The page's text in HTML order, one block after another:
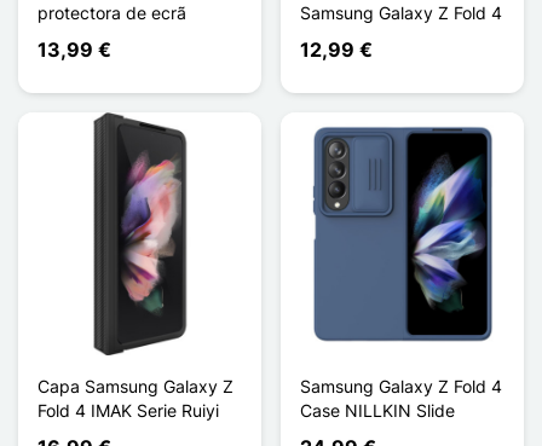
protectora de ecrã
13,99 €
Samsung Galaxy Z Fold 4
12,99 €
Capa Samsung Galaxy Z
Fold 4 IMAK Serie Ruiyi
Samsung Galaxy Z Fold 4
Case NILLKIN Slide